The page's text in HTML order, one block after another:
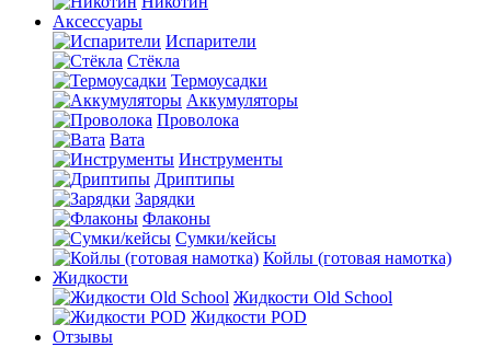
Аксессуары
Испарители
Стёкла
Термоусадки
Аккумуляторы
Проволока
Вата
Инструменты
Дриптипы
Зарядки
Флаконы
Сумки/кейсы
Койлы (готовая намотка)
Жидкости
Жидкости Old School
Жидкости POD
Отзывы